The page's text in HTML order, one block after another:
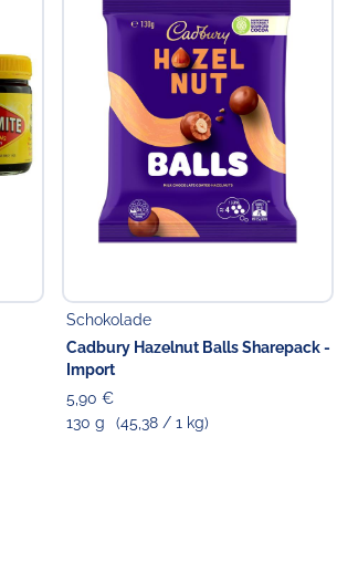
Schokolade
Cadbury Hazelnut Balls Sharepack -
Import
5,90 €
130 g
(45,38 / 1 kg)